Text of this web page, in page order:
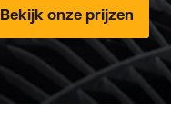
Bekijk onze prijzen